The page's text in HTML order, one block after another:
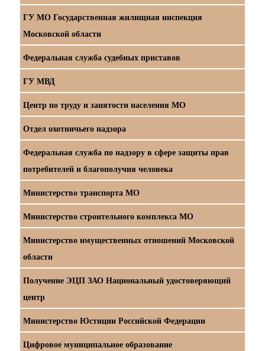
ГУ МО Государственная жилищная инспекция
Московской области
Федеральная служба судебных приставов
ГУ МВД
Центр по труду и занятости населения МО
Отдел охотничьего надзора
Федеральная служба по надзору в сфере защиты прав
потребителей и благополучия человека
Министерство транспорта МО
Министерство строительного комплекса МО
Министерство имущественных отношений Московской
области
Получение ЭЦП ЗАО Национальный удостоверяющий
центр
Министерство Юстиции Российской Федерации
Цифровое муниципальное образование